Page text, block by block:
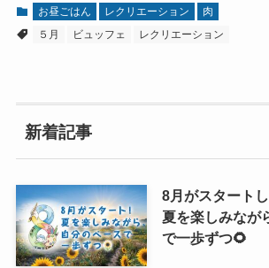
お昼ごはん レクリエーション
肉
５月
ビュッフェ レクリエーション
新着記事
8月がスタート
夏を楽しみなが
で一歩ずつ🌻